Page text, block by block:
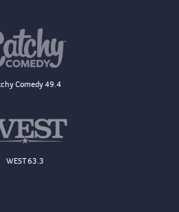
Comedy 49.4
WEST 63.3